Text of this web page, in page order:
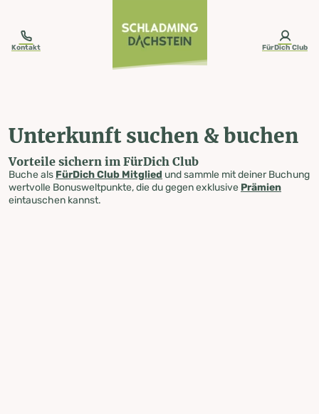
Kontakt FürDich Club
Unterkunft suchen & buchen
Vorteile sichern im FürDich Club
Buche als FürDich Club Mitglied und sammle mit deiner Buchung
wertvolle Bonusweltpunkte, die du gegen exklusive Prämien
eintauschen kannst.